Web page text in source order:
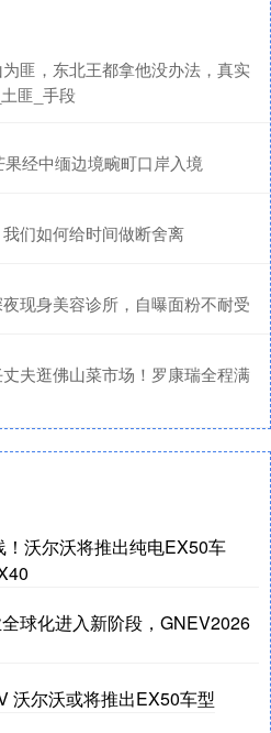
匪，东北王都拿他没办法，真实
匪_手段
经中缅边境畹町口岸入境
们如何给时间做断舍离
现身美容诊所，自曝面粉不耐受
夫逛佛山菜市场！罗康瑞全程满
沃尔沃将推出纯电EX50车
球化进入新阶段，GNEV2026
沃尔沃或将推出EX50车型